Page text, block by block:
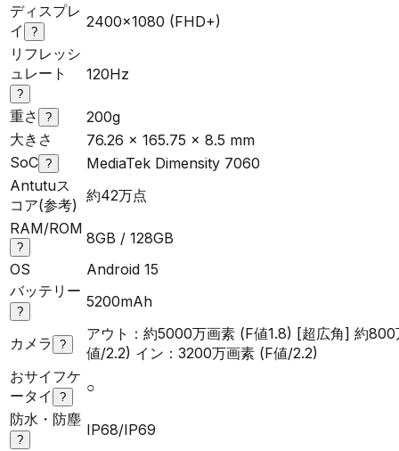
ディスプレ
イ
?
2400x1080 (FHD+)
リフレッシ
ュレート
?
120Hz
重さ ?
200g
大きさ
76.26 x 165.75 x 8.5 mm
SoC ?
MediaTek Dimensity 7060
Antutuス
コア(参考)
約42万点
RAM/ROM
?
8GB / 128GB
OS
Android 15
バッテリー
?
5200mAh
カメラ ?
アウト：約5000万画素 (F値1.8) [超広角] 約
値/2.2) イン：3200万画素 (F値/2.2)
おサイフケ
ータイ
?
○
防水・防塵
?
IP68/IP69